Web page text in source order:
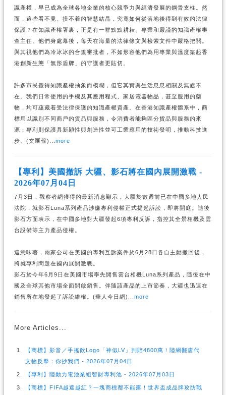
識產權，早已成為全球各地企業的核心競爭力與經濟發展的鋼骨支柱。然
而，這些看不見、摸不着的智慧結晶，究竟如何從落地後得到有效的法律
保護？在知識產權署裏，正是有一群默默耕耘、專業和嚴謹的知識產權審
查主任。他們身處幕後，每天在海量的法律條文與檢索文件中嚴格把關。
與其視他們為冷冰冰的合規審批者，不如形容他們為用專業與溫度築起香
港創新生態「無形盾牌」的守護者更貼切。
許多市民覺得知識產權抽象而模糊，但它其實與生活息息相關及無處不
在。我們日常使用的手機及其應用程式、家居電器物品，甚至服用的藥
物，均可蘊藏着受法律保護的知識產權資產。在香港知識產權體系中，商
標用以識別不同商戶的貨品與服務，令消費者能夠區分貨品與服務的來
源；專利則保護具新穎性與創造性並可工業應用的技術發明，推動科技進
步。(文匯報)... more
【專利】美國撤訴 大疆、影石將在國內展開激戰 -
2026年07月04日
7月3日，觀察者網獲得的最新消息顯示，大疆於數週前已在中國多地人民
法院，就影石Luna系列產品涉嫌專利侵權正式提起訴訟，即將開庭。隨後
影石方面表示，在中國多地對大疆發起6項專利反訴，指控其全景相機及雲
台設備等主力產品侵權。
這意味著，兩家公司在美國的專利互訴案件於6月28日各自主動撤回後，
將就專利問題在國內展開激戰。
影石於今年6月9日在美國市場率先開售雲台相機Luna系列產品，隨後在中
國及全球其他市場全面開啟銷售。伴隨該產品的上市節奏，大疆也迅速在
銷售所在地發起了訴訟維權。(華人今日網)... more
More Articles...
【商標】影音／手搖飲Logo「神似LV」判賠4800萬！陸網翻唐代
文物反擊：你抄我們 - 2026年07月04日
【專利】陸動力電池業組智財專利池 - 2026年07月03日
【商標】FIFA越遮越紅？一塊商標都不能露！世界盃成品牌攻防戰